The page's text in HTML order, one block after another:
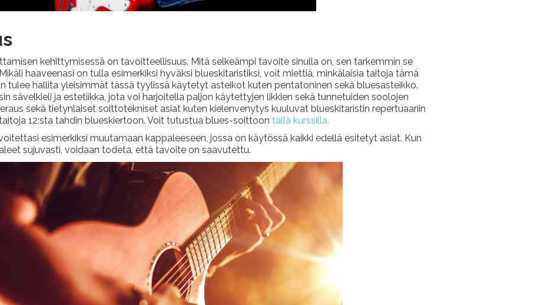
kehittymisessä on tavoitteellisuus. Mitä selkeämpi tavoite sinulla on, sen tarkemmin se
haaveenasi on tulla esimerkiksi hyväksi blueskitaristiksi, voit miettiä, minkälaisia taitoja tämä
tulee hallita yleisimmät tässä tyylissä käytetyt asteikot kuten pentatoninen sekä bluesasteikko.
sävelkieli ja estetiikka, jota voi harjoitella paljon käytettyjen likkien sekä tunnetuiden soolojen
sekä tietynlaiset soittotekniset asiat kuten kielenvenytys kuuluvat blueskitaristin repertuaariin
12:sta tahdin blueskiertoon. Voit tutustua blues-soittoon tällä kurssilla.
esimerkiksi muutamaan kappaleeseen, jossa on käytössä kaikki edellä esitetyt asiat. Kun
sujuvasti, voidaan todeta, että tavoite on saavutettu.